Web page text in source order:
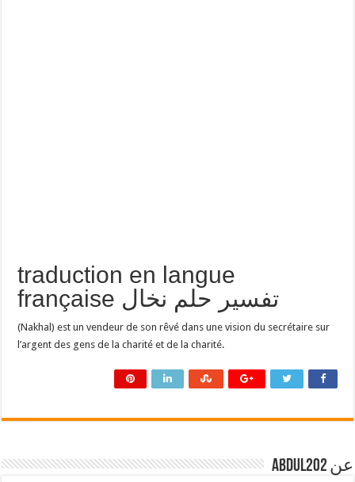
traduction en langue
française تفسير حلم نخال
(Nakhal) est un vendeur de son rêvé dans une vision du secrétaire sur
l’argent des gens de la charité et de la charité.
عن abdul202